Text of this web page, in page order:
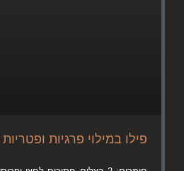
פילו במילוי פרגיות